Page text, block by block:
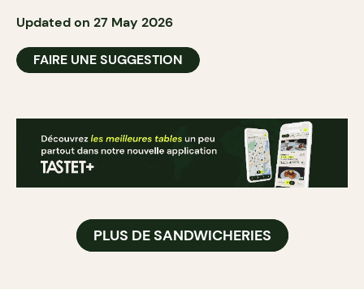
Updated on 27 May 2026
FAIRE UNE SUGGESTION
PLUS DE SANDWICHERIES